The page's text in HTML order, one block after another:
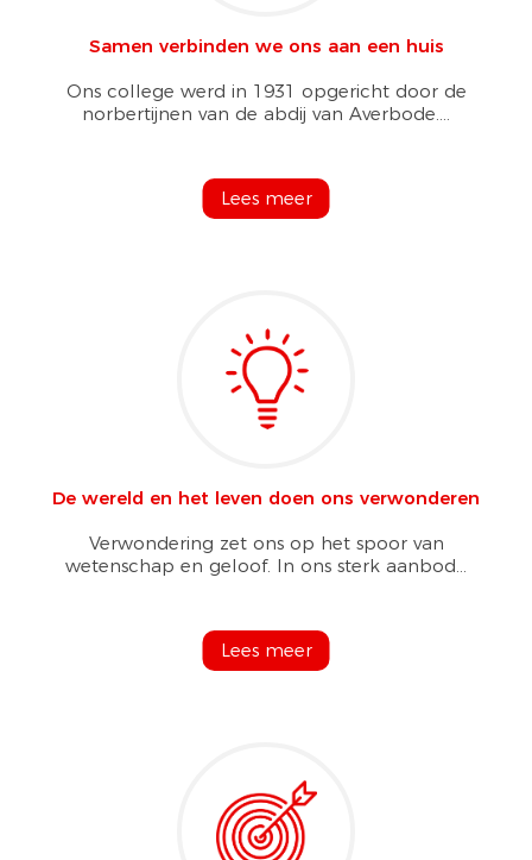
Samen verbinden we ons aan een huis
Ons college werd in 1931 opgericht door de
norbertijnen van de abdij van Averbode....
Lees meer
De wereld en het leven doen ons verwonderen
Verwondering zet ons op het spoor van
wetenschap en geloof. In ons sterk aanbod...
Lees meer